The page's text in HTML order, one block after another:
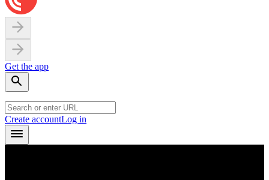
Get the app
Create accountLog in